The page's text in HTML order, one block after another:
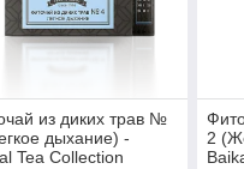
из диких трав №
дыхание) -
Tea Collection
2